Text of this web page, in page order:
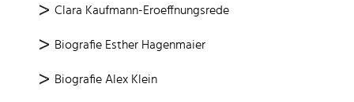
Clara Kaufmann-Eroeffnungsrede
Biografie Esther Hagenmaier
Biografie Alex Klein